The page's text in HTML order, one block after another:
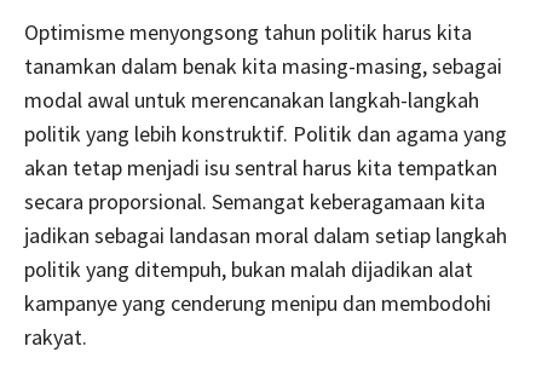
Optimisme menyongsong tahun politik harus kita
tanamkan dalam benak kita masing-masing, sebagai
modal awal untuk merencanakan langkah-langkah
politik yang lebih konstruktif. Politik dan agama yang
akan tetap menjadi isu sentral harus kita tempatkan
secara proporsional. Semangat keberagamaan kita
jadikan sebagai landasan moral dalam setiap langkah
politik yang ditempuh, bukan malah dijadikan alat
kampanye yang cenderung menipu dan membodohi
rakyat.